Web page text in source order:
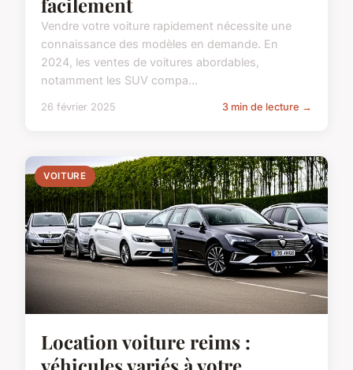
Vendre votre voiture rapidement nécessite une
connaissance des modèles en demande. En
2024, les ventes de voitures abordables,
notamment les SUV compa...
26 février 2025 3 min de lecture →
VOITURE
Location voiture reims :